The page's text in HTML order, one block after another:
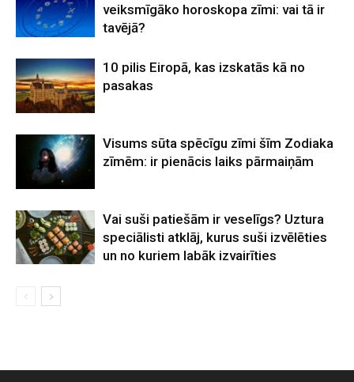
veiksmīgāko horoskopa zīmi: vai tā ir
tavējā?
10 pilis Eiropā, kas izskatās kā no
pasakas
Visums sūta spēcīgu zīmi šīm Zodiaka
zīmēm: ir pienācis laiks pārmaiņām
Vai suši patiešām ir veselīgs? Uztura
speciālisti atklāj, kurus suši izvēlēties
un no kuriem labāk izvairīties